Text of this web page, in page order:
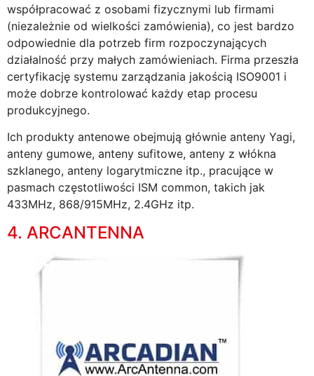
współpracować z osobami fizycznymi lub firmami
(niezależnie od wielkości zamówienia), co jest bardzo
odpowiednie dla potrzeb firm rozpoczynających
działalność przy małych zamówieniach. Firma przeszła
certyfikację systemu zarządzania jakością ISO9001 i
może dobrze kontrolować każdy etap procesu
produkcyjnego.
Ich produkty antenowe obejmują głównie anteny Yagi,
anteny gumowe, anteny sufitowe, anteny z włókna
szklanego, anteny logarytmiczne itp., pracujące w
pasmach częstotliwości ISM common, takich jak
433MHz, 868/915MHz, 2.4GHz itp.
4. ARCANTENNA